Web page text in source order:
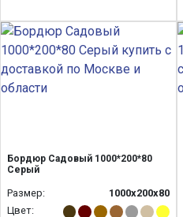
Бордюр Садовый 1000*200*80
Серый
Размер:
1000х200х80
Цвет: